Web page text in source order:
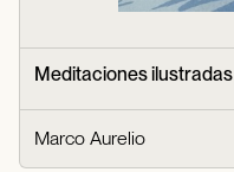
Meditaciones ilustradas
Marco Aurelio